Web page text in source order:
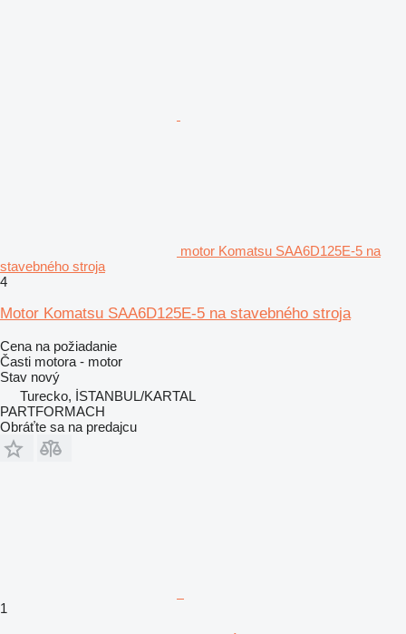
motor Komatsu SAA6D125E-5 na
stavebného stroja
4
Motor Komatsu SAA6D125E-5 na stavebného stroja
Cena na požiadanie
Časti motora - motor
Stav nový
Turecko, İSTANBUL/KARTAL
PARTFORMACH
Obráťte sa na predajcu
1